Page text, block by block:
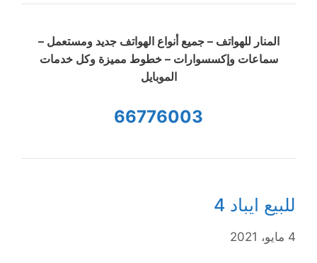
المنار للهواتف – جميع أنواع الهواتف جديد ومستعمل –
سماعات وإكسسوارات – خطوط مميزة وكل خدمات
الموبايل
66776003
للبيع ايباد 4
4 مايو، 2021